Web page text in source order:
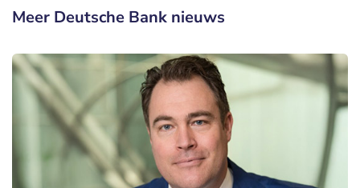
Meer Deutsche Bank nieuws